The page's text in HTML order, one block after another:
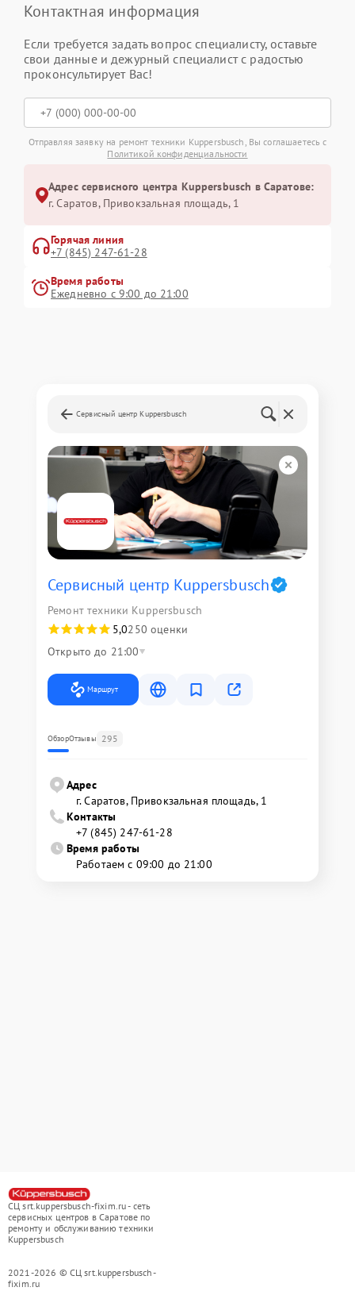
Контактная информация
Если требуется задать вопрос специалисту, оставьте
свои данные и дежурный специалист с радостью
проконсультирует Вас!
Отправляя заявку на ремонт техники Kuppersbusch, Вы соглашаетесь с
Политикой конфиденциальности
Адрес сервисного центра Kuppersbusch в Саратове:
г. Саратов, Привокзальная площадь, 1
Горячая линия
+7 (845) 247-61-28
Время работы
Ежедневно с 9:00 до 21:00
Сервисный центр Kuppersbusch
Сервисный центр Kuppersbusch
Ремонт техники Kuppersbusch
5,0250 оценки
Открыто до 21:00
Маршрут
ОбзорОтзывы 295
Адрес
г. Саратов, Привокзальная площадь, 1
Контакты
+7 (845) 247-61-28
Время работы
Работаем с 09:00 до 21:00
СЦ srt.kuppersbusch-fixim.ru - сеть
сервисных центров в Саратове по
ремонту и обслуживанию техники
Kuppersbusch
2021-2026 © СЦ srt.kuppersbusch-
fixim.ru